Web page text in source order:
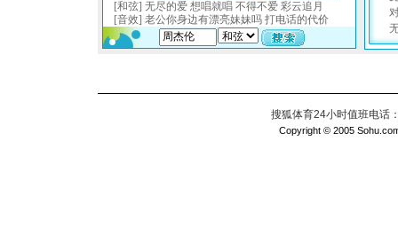
搜狐体育24小时值班电话
Copyright © 2005